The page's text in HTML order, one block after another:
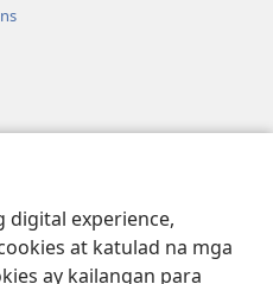
digital experience,
at katulad na mga
ay kailangan para